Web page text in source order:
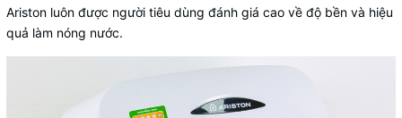
Ariston luôn được người tiêu dùng đánh giá cao về độ bền và hiệu
quả làm nóng nước.